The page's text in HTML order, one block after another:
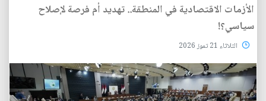
الأزمات الاقتصادية في المنطقة.. تهديد أم فرصة لإصلاح
سياسي؟!
الثلاثاء 21 تموز 2026